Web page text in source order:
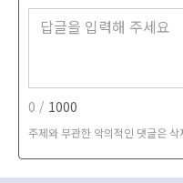
0 / 1000
주제와 무관한 악의적인 댓글은 삭